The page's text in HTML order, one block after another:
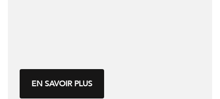
EN SAVOIR PLUS